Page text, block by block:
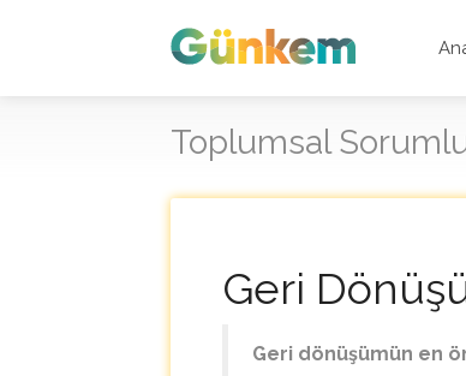
Toplumsal
Geri
Geri dönüşümün en